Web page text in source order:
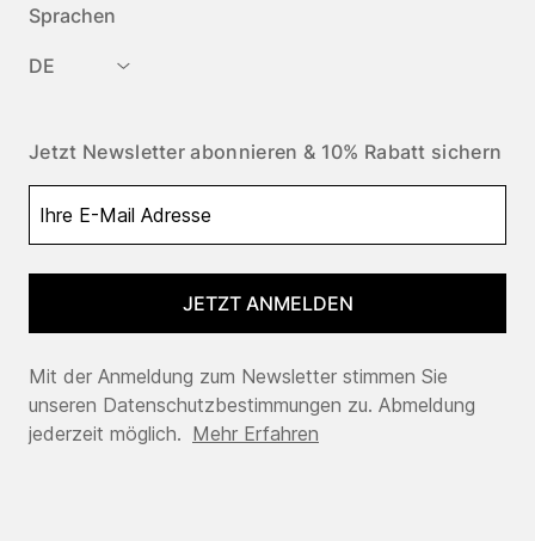
Sprachen
DE
Jetzt Newsletter abonnieren & 10% Rabatt sichern
JETZT ANMELDEN
Mit der Anmeldung zum Newsletter stimmen Sie
unseren Datenschutzbestimmungen zu. Abmeldung
jederzeit möglich. Mehr Erfahren